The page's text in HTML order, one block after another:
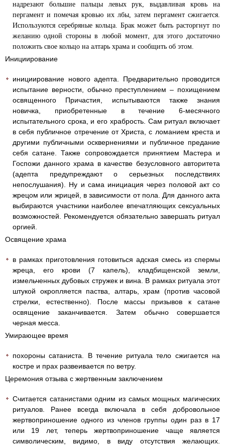
надрезают большие пальцы левых рук, выдавливая кровь на
пергамент и помечая кровью их лбы, затем пергамент сжигается.
Используются серебряные кольца. Брак может быть расторгнут по
желанию одной стороны в любой момент,
для этого достаточно
положить свое кольцо на алтарь храма и сообщить об этом.
Инициирование
инициирование нового адепта. Предварительно проводится
испытание верности, обычно преступлением – похищением
освященного Причастия, испытываются также знания
новичка, приобретенные в течение 6-месячного
испытательного срока, и его храбрость. Сам ритуал включает
в себя публичное отречение от Христа, с ломанием креста и
другими публичными осквернениями и публичное предание
себя сатане. Также сопровождается принятием Мастера и
Госпожи данного храма в качестве безусловного авторитета
(адепта предупреждают о серьезных последствиях
непослушания). Ну и сама инициация через половой акт со
жрецом или жрицей, в зависимости от пола. Для данного акта
выбираются участники наиболее впечатляющих сексуальных
возможностей. Рекомендуется обязательно завершать ритуал
оргией.
Освящение храма
в рамках приготовления готовиться адская смесь из спермы
жреца, его крови (7 капель), кладбищенской земли,
измельченных дубовых стружек и вина. В рамках ритуала этот
штукой окропляется паства, алтарь, храм (против часовой
стрелки, естественно). После массы призывов к сатане
освящение заканчивается. Затем обычно совершается
черная месса.
Умирающее время
похороны сатаниста. В течение ритуала тело сжигается на
костре и прах развеивается по ветру.
Церемония отзыва с жертвенным заключением
Считается сатанистами одним из самых мощных магических
ритуалов. Ранее всегда включала в себя добровольное
жертвоприношение одного из членов группы один раз в 17
или 19 лет, теперь жертвоприношение чаще является
символическим, видимо, в виду отсутствия желающих.